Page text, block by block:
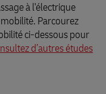
à l'électrique
Parcourez
ci-dessous pour
d’autres études